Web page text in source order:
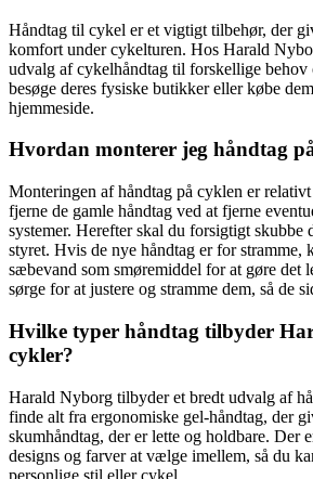
Håndtag til cykel er et vigtigt tilbehør, der
komfort under cykelturen. Hos Harald
udvalg af cykelhåndtag til forskellige behov
besøge deres fysiske butikker eller købe
hjemmeside.
Hvordan monterer jeg håndtag
Monteringen af håndtag på cyklen er
fjerne de gamle håndtag ved at fjerne
systemer. Herefter skal du forsigtigt skubbe
styret. Hvis de nye håndtag er for stramme,
sæbevand som smøremiddel for at gøre det
sørge for at justere og stramme dem, så de
Hvilke typer håndtag tilbyder
cykler?
Harald Nyborg tilbyder et bredt udvalg af
finde alt fra ergonomiske gel-håndtag, der
skumhåndtag, der er lette og holdbare. Der
designs og farver at vælge imellem, så du
personlige stil eller cykel.